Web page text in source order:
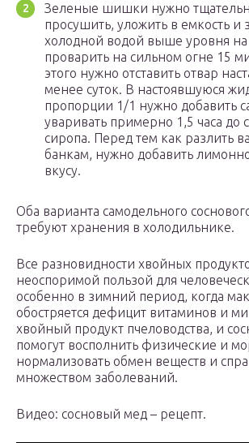
Зеленые шишки нужно
просушить, уложить в емкость и
холодной водой выше уровня на
проварить на сильном огне 15
этого нужно отставить отвар
менее суток. В настоявшуюся
пропорции 1/1 нужно добавить
уваривать примерно 1,5 часа до
сиропа. Перед тем как разлить
банкам, нужно добавить
вкусу.
Оба варианта самодельного
требуют хранения в холодильнике.
Все разновидности хвойных
неоспоримой пользой для
особенно в зимний период, когда
обостряется дефицит витаминов и
хвойный продукт пчеловодства, и
помогут восполнить физические и
нормализовать обмен веществ и
множеством заболеваний.
Видео: сосновый мед – рецепт.